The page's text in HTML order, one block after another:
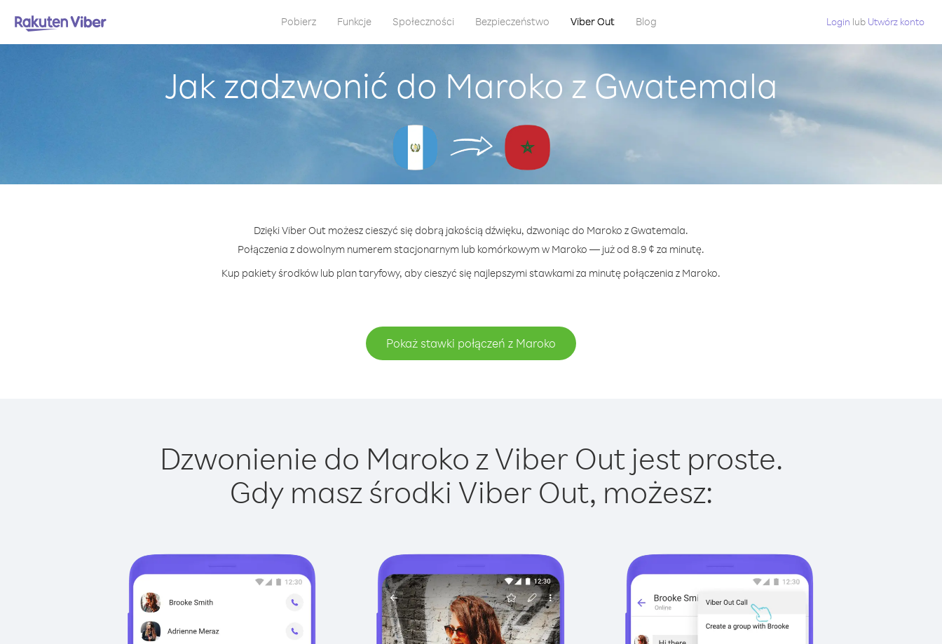
Pobierz Funkcje Społeczności Bezpieczeństwo Viber Out Blog Login lub Utwórz konto
Jak zadzwonić do Maroko z Gwatemala
Dzięki Viber Out możesz cieszyć się dobrą jakością dźwięku, dzwoniąc do Maroko z Gwatemala.
Połączenia z dowolnym numerem stacjonarnym lub komórkowym w Maroko — już od 8.9 ¢ za minutę.
Kup pakiety środków lub plan taryfowy, aby cieszyć się najlepszymi stawkami za minutę połączenia z Maroko.
Pokaż stawki połączeń z Maroko
Dzwonienie do Maroko z Viber Out jest proste.
Gdy masz środki Viber Out, możesz: